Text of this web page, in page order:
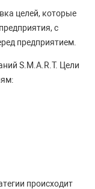
целей, которые
с
предприятием.
S.M.A.R.T. Цели
происходит